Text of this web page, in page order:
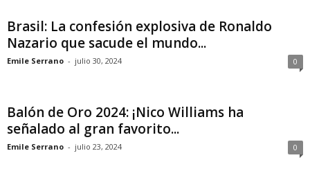
Brasil: La confesión explosiva de Ronaldo
Nazario que sacude el mundo...
Emile Serrano - julio 30, 2024 0
Balón de Oro 2024: ¡Nico Williams ha
señalado al gran favorito...
Emile Serrano - julio 23, 2024 0